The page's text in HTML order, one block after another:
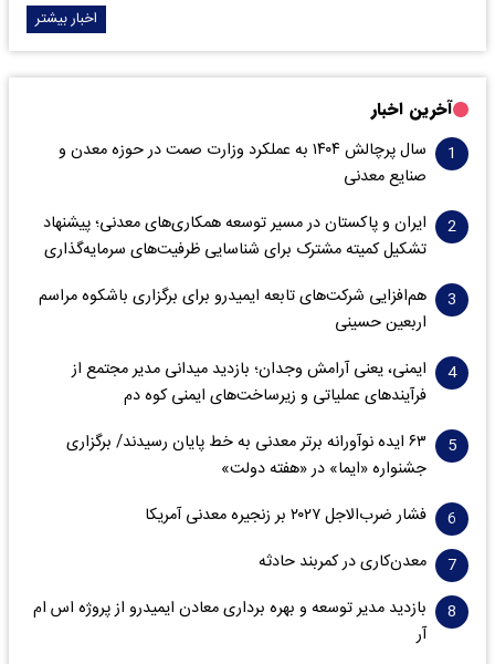
اخبار بیشتر
آخرین اخبار
سال پرچالش ۱۴۰۴ به عملکرد وزارت صمت در حوزه معدن و
صنایع معدنی
ایران و پاکستان در مسیر توسعه همکاری‌های معدنی؛ پیشنهاد
تشکیل کمیته مشترک برای شناسایی ظرفیت‌های سرمایه‌گذاری
هم‌افزایی شرکت‌های تابعه ایمیدرو برای برگزاری باشکوه مراسم
اربعین حسینی
ایمنی، یعنی آرامش وجدان؛ بازدید میدانی مدیر مجتمع از
فرآیندهای عملیاتی و زیرساخت‌های ایمنی کوه دم
۶۳ ایده نوآورانه برتر معدنی به خط پایان رسیدند/ برگزاری
جشنواره «ایما» در «هفته دولت»
فشار ضرب‌الاجل ۲۰۲۷ بر زنجیره معدنی آمریکا
معدن‌کاری در کمربند حادثه
بازدید مدیر توسعه و بهره برداری معادن ایمیدرو از پروژه اس ام
آر